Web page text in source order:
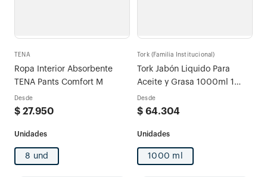
TENA
Ropa Interior Absorbente
TENA Pants Comfort M
Desde
$ 27.950
8 und
Tork (Familia Institucional)
Tork Jabón Liquido Para
Aceite y Grasa 1000ml 1
repuesto
Desde
$ 64.304
1000 ml